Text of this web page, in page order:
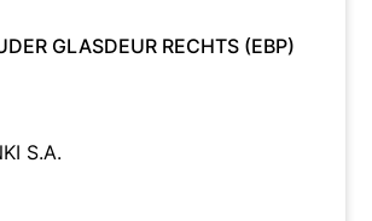
GLASDEUR RECHTS (EBP)
S.A.